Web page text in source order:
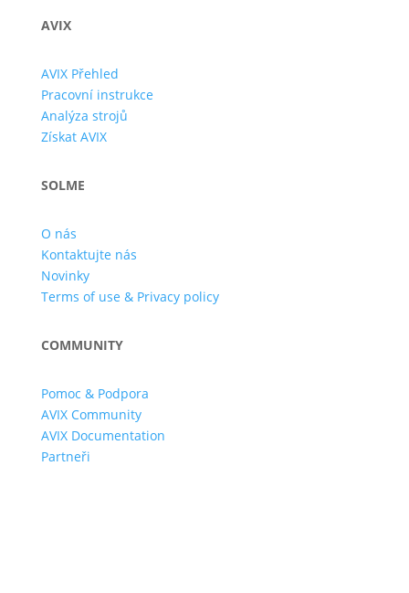
AVIX
AVIX Přehled
Pracovní instrukce
Analýza strojů
Získat AVIX
SOLME
O nás
Kontaktujte nás
Novinky
Terms of use & Privacy policy
COMMUNITY
Pomoc & Podpora
AVIX Community
AVIX Documentation
Partneři